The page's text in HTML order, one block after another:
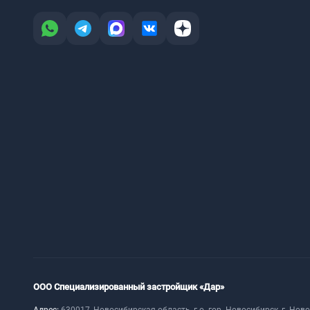
ООО Специализированный застройщик «Дар»